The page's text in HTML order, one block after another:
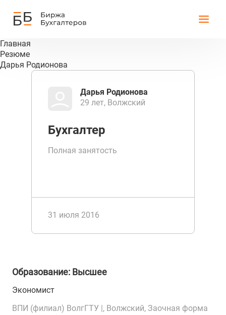
Главная
Резюме
Дарья Родионова
Дарья Родионова
29 лет, Волжский
Бухгалтер
Полная занятость
31 июля 2016
Образование: Высшее
Экономист
ВПИ (филиал) ВолгГТУ |, Волжский, Заочная форма